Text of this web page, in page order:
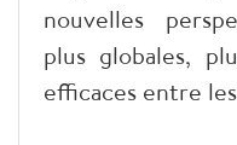
nouvelles
plus globales,
efficaces entre